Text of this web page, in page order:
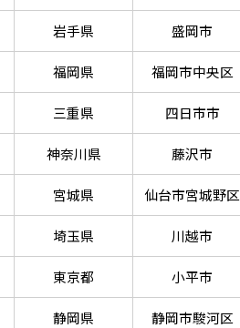
岩手県 盛岡市
福岡県 福岡市中央区
三重県 四日市市
神奈川県 藤沢市
宮城県 仙台市宮城野区
埼玉県 川越市
東京都 小平市
静岡県 静岡市駿河区